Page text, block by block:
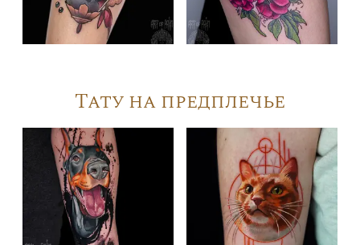
Тату на предплечье